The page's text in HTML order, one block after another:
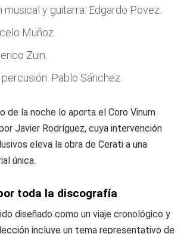
musical y guitarra: Edgardo Povez.
Muñoz.
Zuin.
Pablo Sánchez.
de la noche lo aporta el Coro Vinum
Javier Rodríguez, cuya intervención
eleva la obra de Cerati a una
única.
toda la discografía
diseñado como un viaje cronológico y
incluye un tema representativo de